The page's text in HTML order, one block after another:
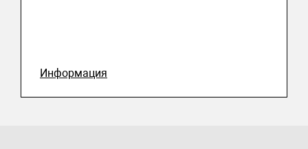
Информация